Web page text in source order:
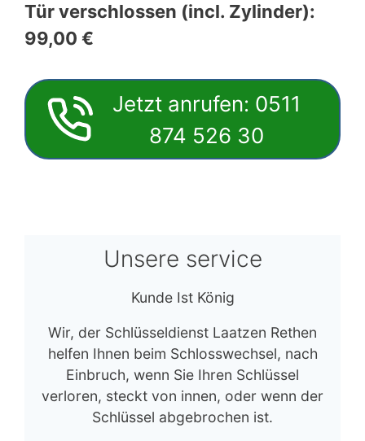
Tür verschlossen (incl. Zylinder):
99,00 €
Jetzt anrufen: 0511
874 526 30
Unsere service
Kunde Ist König
Wir, der Schlüsseldienst Laatzen Rethen
helfen Ihnen beim Schlosswechsel, nach
Einbruch, wenn Sie Ihren Schlüssel
verloren, steckt von innen, oder wenn der
Schlüssel abgebrochen ist.